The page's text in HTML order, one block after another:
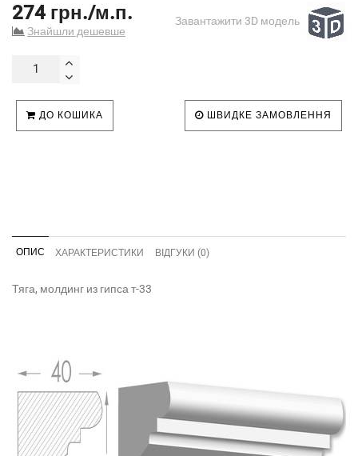
274 грн./м.п.
Знайшли дешевше
Завантажити 3D модель
ДО КОШИКА ШВИДКЕ ЗАМОВЛЕННЯ
ОПИС ХАРАКТЕРИСТИКИ ВІДГУКИ (0)
Тяга, молдинг из гипса т-33